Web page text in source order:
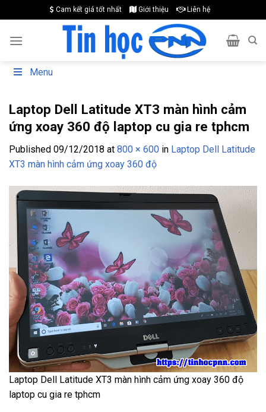
to
content
Cam kết giá tốt nhất Giới thiệu Liên hệ
Menu
Laptop Dell Latitude XT3 màn hình cảm
ứng xoay 360 độ laptop cu gia re tphcm
Published 09/12/2018 at 800 × 600 in Laptop Dell Latitude
XT3 màn hình cảm ứng xoay 360 độ
Laptop Dell Latitude XT3 màn hình cảm ứng xoay 360 độ
laptop cu gia re tphcm